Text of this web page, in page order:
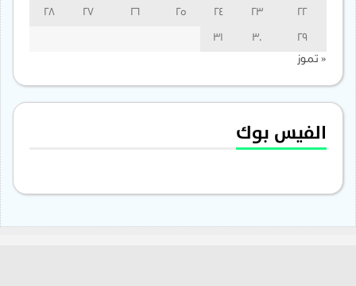
22
23
24
25
26
27
28
29
30
31
« تموز
الفيس بوك